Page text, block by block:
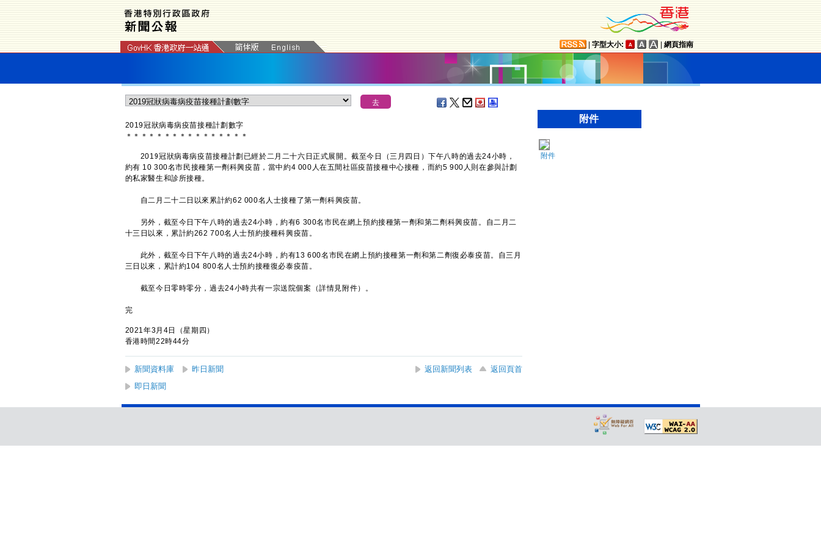
字型大小: 網頁指南
2019冠狀病毒病疫苗接種計劃數字
＊ ＊ ＊ ＊ ＊ ＊ ＊ ＊ ＊ ＊ ＊ ＊ ＊ ＊ ＊ ＊
2019冠狀病毒病疫苗接種計劃已經於二月二十六日正式展開。截至今日（三月四日）下午八時的過去24小時，
約有 10 300名市民接種第一劑科興疫苗，當中約4 000人在五間社區疫苗接種中心接種，而約5 900人則在參與計劃
的私家醫生和診所接種。
自二月二十二日以來累計約62 000名人士接種了第一劑科興疫苗。
另外，截至今日下午八時的過去24小時，約有6 300名市民在網上預約接種第一劑和第二劑科興疫苗。自二月二
十三日以來，累計約262 700名人士預約接種科興疫苗。
此外，截至今日下午八時的過去24小時，約有13 600名市民在網上預約接種第一劑和第二劑復必泰疫苗。自三月
三日以來，累計約104 800名人士預約接種復必泰疫苗。
截至今日零時零分，過去24小時共有一宗送院個案（詳情見附件）。
完
2021年3月4日（星期四）
香港時間22時44分
新聞資料庫 昨日新聞 返回新聞列表
返回頁首
即日新聞
附件
附件